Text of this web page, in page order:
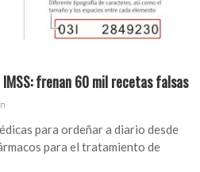
IMSS: frenan 60 mil recetas falsas
para ordeñar a diario desde
para el tratamiento de